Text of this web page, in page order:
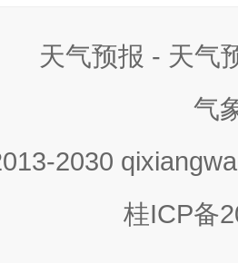
天气预报 - 天气
气
2030
桂ICP备